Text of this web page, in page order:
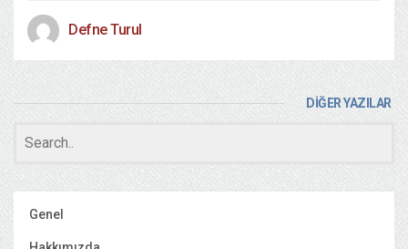
Defne Turul
DİĞER YAZILAR
Genel